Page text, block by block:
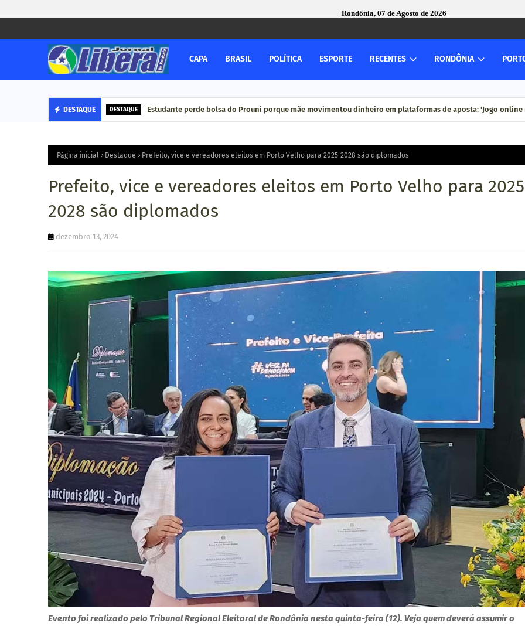
Rondônia, 07 de Agosto de 2026
CAPA BRASIL POLÍTICA ESPORTE RECENTES RONDÔNIA
DESTAQUE DESTAQUE Estudante perde bolsa do Prouni porque mãe movimentou dinheiro em plataformas de aposta: 'Jogo online
Página inicial Destaque Prefeito, vice e vereadores eleitos em Porto Velho para 2025-2028 são diplomados
Prefeito, vice e vereadores eleitos em Porto Velho para
2028 são diplomados
dezembro 13, 2024
Evento foi realizado pelo Tribunal Regional Eleitoral de Rondônia nesta quinta-feira (12). Veja quem deverá assumir o